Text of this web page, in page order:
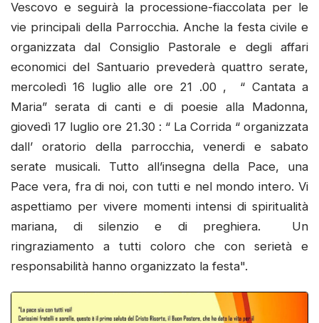
Vescovo e seguirà la processione-fiaccolata per le
vie principali della Parrocchia. Anche la festa civile e
organizzata dal Consiglio Pastorale e degli affari
economici del Santuario prevederà quattro serate,
mercoledì 16 luglio alle ore 21 .00 , “ Cantata a
Maria” serata di canti e di poesie alla Madonna,
giovedì 17 luglio ore 21.30 : “ La Corrida “ organizzata
dall’ oratorio della parrocchia, venerdi e sabato
serate musicali. Tutto all’insegna della Pace, una
Pace vera, fra di noi, con tutti e nel mondo intero. Vi
aspettiamo per vivere momenti intensi di spiritualità
mariana, di silenzio e di preghiera. Un
ringraziamento a tutti coloro che con serietà e
responsabilità hanno organizzato la festa".